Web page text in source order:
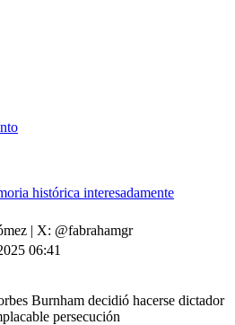
histórica interesadamente
| X: @fabrahamgr
06:41
Burnham decidió hacerse dictador
persecución